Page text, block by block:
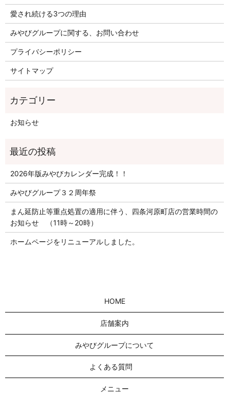
愛され続ける3つの理由
みやびグループに関する、お問い合わせ
プライバシーポリシー
サイトマップ
お知らせ
2026年版みやびカレンダー完成！！
みやびグループ３２周年祭
まん延防止等重点処置の適用に伴う、四条河原町店の営業時間の
お知らせ （11時～20時）
ホームページをリニューアルしました。
HOME
店舗案内
みやびグループについて
よくある質問
メニュー